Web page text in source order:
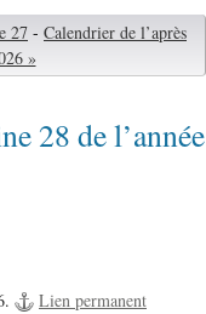
27 - Calendrier de l’après
»
28 de l’année
Lien permanent